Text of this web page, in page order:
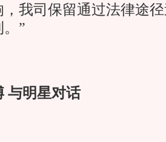
，我司保留通过法律途
”
与明星对话